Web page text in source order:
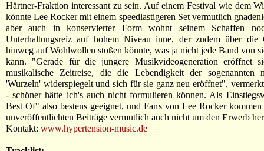
Härtner-Fraktion interessant zu sein. Auf einem Festival wie dem
könnte Lee Rocker mit einem speedlastigeren Set vermutlich
aber auch in konservierter Form wohnt seinem Schaffen
Unterhaltungsreiz auf hohem Niveau inne, der zudem über die
hinweg auf Wohlwollen stoßen könnte, was ja nicht jede Band von
kann. "Gerade für die jüngere Musikvideogeneration eröffnet
musikalische Zeitreise, die die Lebendigkeit der sogenannten
'Wurzeln' widerspiegelt und sich für sie ganz neu eröffnet",
- schöner hätte ich's auch nicht formulieren können. Als
Best Of" also bestens geeignet, und Fans von Lee Rocker
unveröffentlichten Beiträge vermutlich auch nicht um den Erwerb
Kontakt: www.hypertension-music.de